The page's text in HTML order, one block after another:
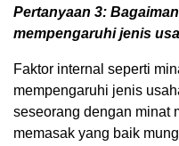
Pertanyaan 3:
mempengaruhi jenis
Faktor internal seperti
mempengaruhi jenis
seseorang dengan minat
memasak yang baik